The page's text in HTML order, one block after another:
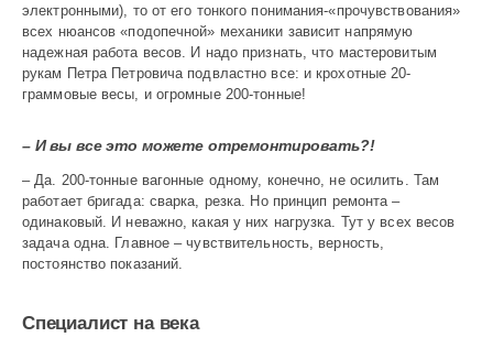
электронными), то от его тонкого понимания-«прочувствования»
всех нюансов «подопечной» механики зависит напрямую
надежная работа весов. И надо признать, что мастеровитым
рукам Петра Петровича подвластно все: и крохотные 20-
граммовые весы, и огромные 200-тонные!
– И вы все это можете отремонтировать?!
– Да. 200-тонные вагонные одному, конечно, не осилить. Там
работает бригада: сварка, резка. Но принцип ремонта –
одинаковый. И неважно, какая у них нагрузка. Тут у всех весов
задача одна. Главное – чувствительность, верность,
постоянство показаний.
Специалист на века